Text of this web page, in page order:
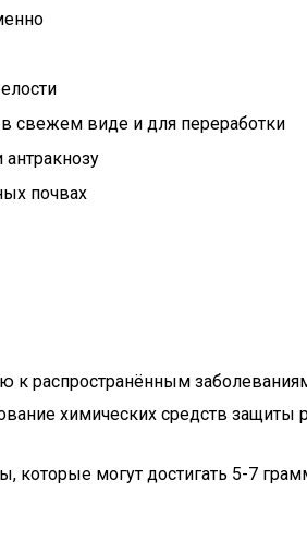
свежем виде и для переработки
антракнозу
почвах
распространённым
химических средств защиты
которые могут достигать 5-7